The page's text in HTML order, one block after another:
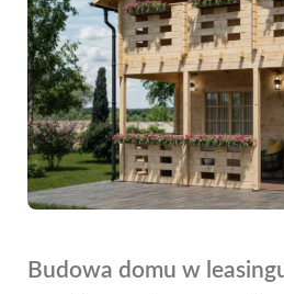
Budowa domu w